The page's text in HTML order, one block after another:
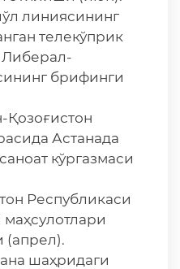
линиясининг
телекўприк
Либерал-
брифинги
Қозоғистон
Астанада
кўргазмаси
Республикаси
(апрел).
шаҳридаги